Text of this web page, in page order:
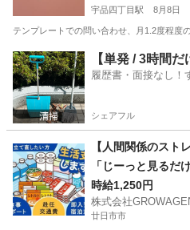
宇品四丁目駅 8月8日
テンプレートでの問い合わせ、月1.2度程
広島 広島市 宇品四丁目駅 そ
【単発 / 3時間
履歴書・面接なし！
シェアフル
【人間関係のスト
「じーっと見るだ
円可のレア求人★（
時給1,250円
株式会社
廿日市市